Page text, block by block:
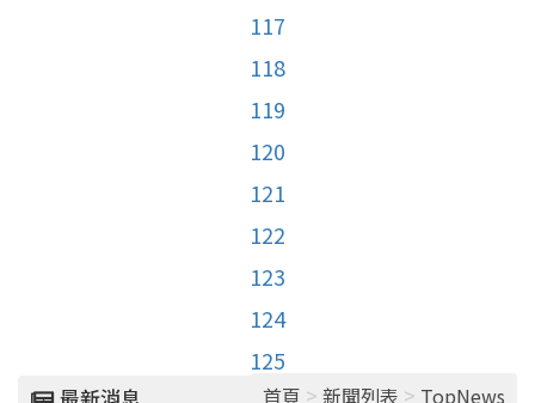
117
118
119
120
121
122
123
124
125
首頁 > 新聞列表 > TopNews